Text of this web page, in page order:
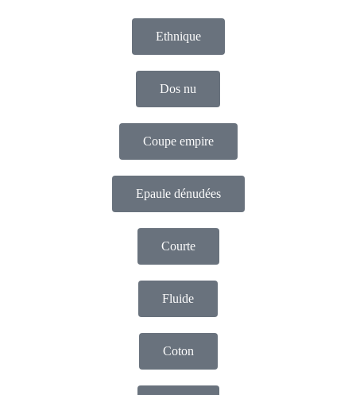
Ethnique
Dos nu
Coupe empire
Epaule dénudées
Courte
Fluide
Coton